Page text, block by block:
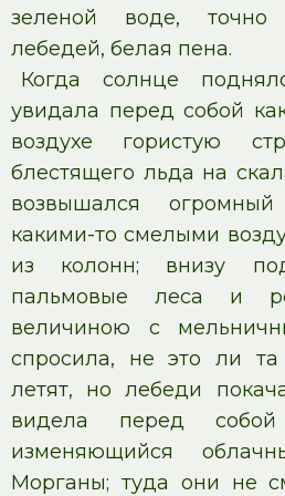
зеленой воде, точно
лебедей, белая пена.
Когда солнце
увидала перед собой
воздухе гористую
блестящего льда на
возвышался
какими-то смелыми
из колонн; внизу
пальмовые леса и
величиною с
спросила, не это ли
летят, но лебеди
видела перед
изменяющийся
Морганы; туда они не